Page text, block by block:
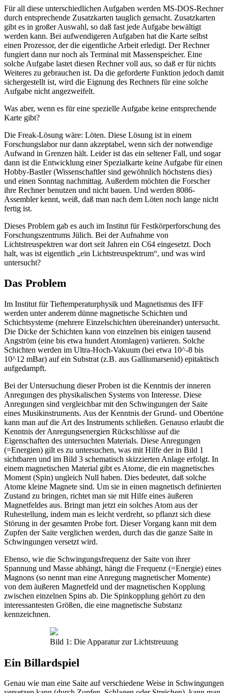
Für all diese unterschiedlichen Aufgaben werden MS-DOS-Rechner
durch entsprechende Zusatzkarten tauglich gemacht. Zusatzkarten
gibt es in großer Auswahl, so daß fast jede Aufgabe bewältigt
werden kann. Bei aufwendigeren Aufgaben hat die Karte selbst
einen Prozessor, der die eigentliche Arbeit erledigt. Der Rechner
fungiert dann nur noch als Terminal mit Massenspeicher. Eine
solche Aufgabe lastet diesen Rechner voll aus, so daß er für nichts
Weiteres zu gebrauchen ist. Da die geforderte Funktion jedoch damit
sichergestellt ist, wird die Eignung des Rechners für eine solche
Aufgabe nicht angezweifelt.
Was aber, wenn es für eine spezielle Aufgabe keine entsprechende
Karte gibt?
Die Freak-Lösung wäre: Löten. Diese Lösung ist in einem
Forschungslabor nur dann akzeptabel, wenn sich der notwendige
Aufwand in Grenzen hält. Leider ist das ein seltener Fall, und sogar
dann ist die Entwicklung einer Spezialkarte keine Aufgabe für einen
Hobby-Bastler (Wissenschaftler sind gewöhnlich höchstens dies)
und einen Sonntag nachmittag. Außerdem möchten die Forscher
ihre Rechner benutzen und nicht bauen. Und werden 8086-
Assembler kennt, weiß, daß man nach dem Löten noch lange nicht
fertig ist.
Dieses Problem gab es auch im Institut für Festkörperforschung des
Forschungszentrums Jülich. Bei der Aufnahme von
Lichtstreuspektren war dort seit Jahren ein C64 eingesetzt. Doch
halt, was ist eigentlich „ein Lichtstreuspektrum“, und was wird
untersucht?
Das Problem
Im Institut für Tieftemperaturphysik und Magnetismus des IFF
werden unter anderem dünne magnetische Schichten und
Schichtsysteme (mehrere Einzelschichten übereinander) untersucht.
Die Dicke der Schichten kann von einzelnen bis einigen tausend
Angström (eine bis etwa hundert Atomlagen) variieren. Solche
Schichten werden im Ultra-Hoch-Vakuum (bei etwa 10^-8 bis
10^12 mBar) auf ein Substrat (z.B. aus Galliumarsenid) epitaktisch
aufgedampft.
Bei der Untersuchung dieser Proben ist die Kenntnis der inneren
Anregungen des physikalischen Systems von Interesse. Diese
Anregungen sind vergleichbar mit den Schwingungen der Saite
eines Musikinstruments. Aus der Kenntnis der Grund- und Obertöne
kann man auf die Art des Instruments schließen. Genauso erlaubt die
Kenntnis der Anregungsenergien Rückschlüsse auf die
Eigenschaften des untersuchten Materials. Diese Anregungen
(=Energien) gilt es zu untersuchen, was mit Hilfe der in Bild 1
sichtbaren und im Bild 3 schematisch skizzierten Anlage erfolgt. In
einem magnetischen Material gibt es Atome, die ein magnetisches
Moment (Spin) ungleich Null haben. Dies bedeutet, daß solche
Atome kleine Magnete sind. Um sie in einen magnetisch definierten
Zustand zu bringen, richtet man sie mit Hilfe eines äußeren
Magnetfeldes aus. Bringt man jetzt ein solches Atom aus der
Ruhestellung, indem man es leicht verdreht, so pflanzt sich diese
Störung in der gesamten Probe fort. Dieser Vorgang kann mit dem
Zupfen der Saite verglichen werden, durch das die ganze Saite in
Schwingungen versetzt wird.
Ebenso, wie die Schwingungsfrequenz der Saite von ihrer
Spannung und Masse abhängt, hängt die Frequenz (=Energie) eines
Magnons (so nennt man eine Anregung magnetischer Momente)
von dem äußeren Magnetfeld und der magnetischen Kopplung
zwischen einzelnen Spins ab. Die Spinkopplung gehört zu den
interessantesten Größen, die eine magnetische Substanz
kennzeichnen.
Bild 1: Die Apparatur zur Lichtstreuung
Ein Billardspiel
Genau wie man eine Saite auf verschiedene Weise in Schwingungen